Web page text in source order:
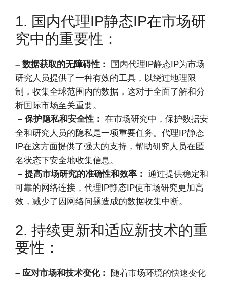
1. 国内代理IP静态IP在市场研
究中的重要性：
– 数据获取的无障碍性：
国内代理IP静态IP为市场
研究人员提供了一种有效的工具，以绕过地理限
制，收集全球范围内的数据，这对于全面了解和分
析国际市场至关重要。
– 保护隐私和安全性： 在市场研究中，保护数据安
全和研究人员的隐私是一项重要任务。代理IP静态
IP在这方面提供了强大的支持，帮助研究人员在匿
名状态下安全地收集信息。
– 提高市场研究的准确性和效率： 通过提供稳定和
可靠的网络连接，代理IP静态IP使市场研究更加高
效，减少了因网络问题造成的数据收集中断。
2. 持续更新和适应新技术的重
要性：
– 应对市场和技术变化：
随着市场环境的快速变化